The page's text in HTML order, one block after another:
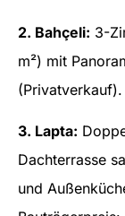
2. Bahçeli: 3-
m²) mit
(Privatverkauf).
3. Lapta:
Dachterrasse
und